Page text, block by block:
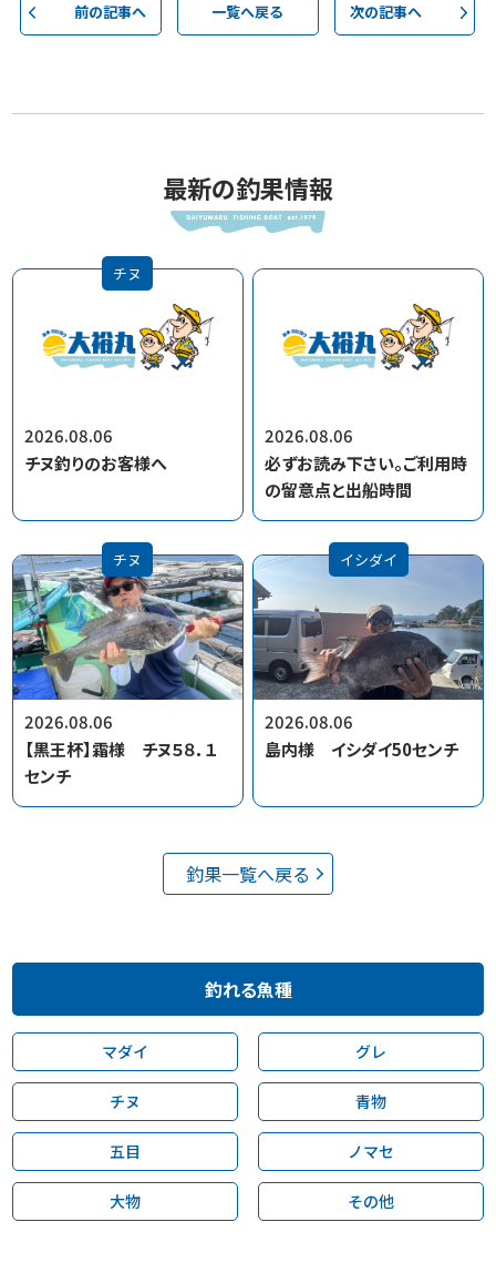
前の記事へ 一覧へ戻る 次の記事へ
最新の釣果情報
2026.08.06
チヌ釣りのお客様へ
チヌ
2026.08.06
必ずお読み下さい。ご利用時
の留意点と出船時間
2026.08.06
【黒王杯】霜様 チヌ５８．１
センチ
チヌ
2026.08.06
島内様 イシダイ50センチ
イシダイ
釣果一覧へ戻る
釣れる魚種
マダイ グレ
チヌ 青物
五目 ノマセ
大物 その他